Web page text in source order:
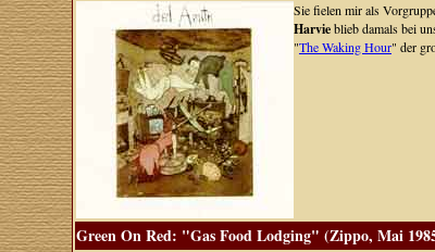
Sie fielen mir als
Harvieblieb damals bei
"The Waking Hour" der
Green On Red: "Gas Food Lodging" (Zippo, Mai